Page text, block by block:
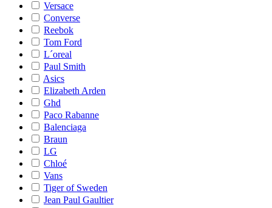
Versace
Converse
Reebok
Tom Ford
L´oreal
Paul Smith
Asics
Elizabeth Arden
Ghd
Paco Rabanne
Balenciaga
Braun
LG
Chloé
Vans
Tiger of Sweden
Jean Paul Gaultier